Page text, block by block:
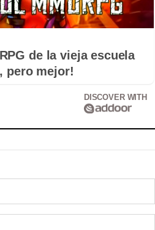
de la vieja escuela
pero mejor!
DISCOVER WITH